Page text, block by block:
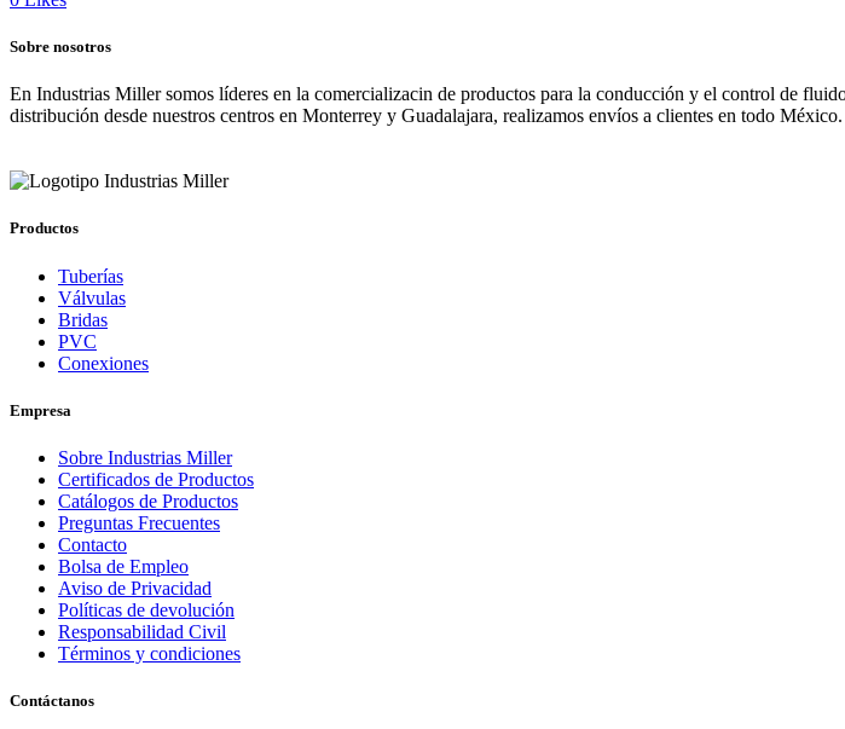
Sobre nosotros
En Industrias Miller somos líderes en la comercializacin de productos para la conducción y el control de
distribución desde nuestros centros en Monterrey y Guadalajara, realizamos envíos a clientes en todo México.
Productos
Tuberías
Válvulas
Bridas
PVC
Conexiones
Empresa
Sobre Industrias Miller
Certificados de Productos
Catálogos de Productos
Preguntas Frecuentes
Contacto
Bolsa de Empleo
Aviso de Privacidad
Políticas de devolución
Responsabilidad Civil
Términos y condiciones
Contáctanos